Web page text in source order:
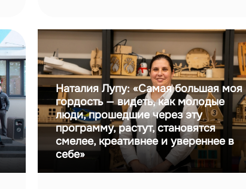
Наталия Лупу: «Самая большая моя
гордость — видеть, как молодые
люди, прошедшие через эту
программу, растут, становятся
смелее, креативнее и увереннее в
себе»